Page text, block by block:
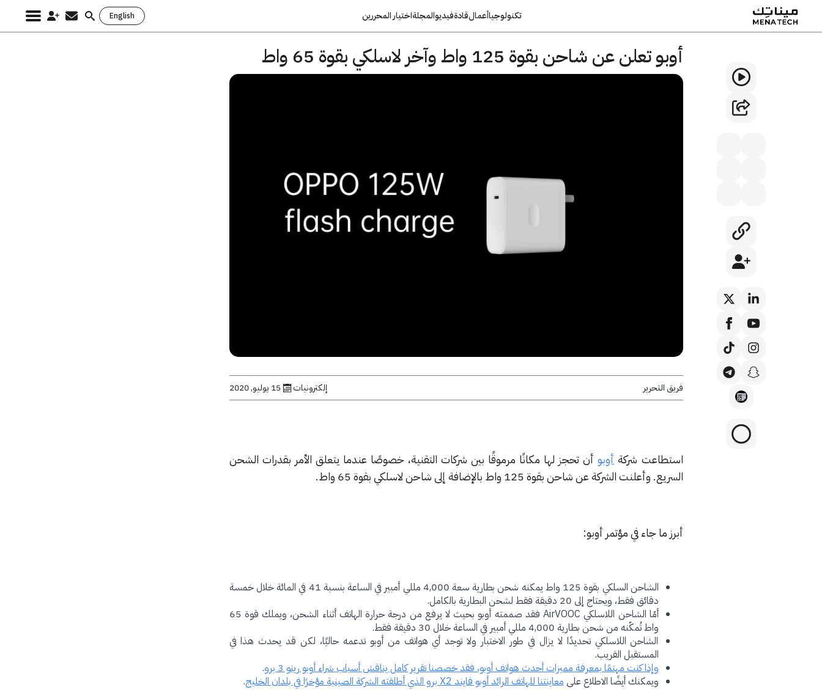
تكنولوجياأعمالقادةفيديوالمجلةاختيار المحررين English
Search
أوبو تعلن عن شاحن بقوة 125 واط وآخر لاسلكي بقوة 65 واط
فريق التحرير إلكترونيات 15 يوليو, 2020
استطاعت شركة أوبوأن تحجز لها مكانًا مرموقًا بين شركات التقنية، خصوصًا عندما يتعلق الأمر بقدرات الشحن
السريع. وأعلنت الشركة عن شاحن بقوة 125 واط بالإضافة إلى شاحن لاسلكي بقوة 65 واط.
أبرز ما جاء في مؤتمر أوبو:
الشاحن السلكي بقوة 125 واط يمكنه شحن بطارية سعة 4,000 مللي أمبير في الساعة بنسبة 41 في المائة خلال خمسة
دقائق فقط، ويحتاج إلى 20 دقيقة فقط لشحن البطارية بالكامل.
أمّا الشاحن اللاسلكي AirVOOC فقد صممته أوبو بحيث لا يرفع من درجة حرارة الهاتف أثناء الشحن، ويملك قوة 65
واط تُمكّنه من شحن بطارية 4,000 مللي أمبير في الساعة خلال 30 دقيقة فقط.
الشاحن اللاسلكي تحديدًا لا يزال في طور الاختبار ولا توجد أي هواتف من أوبو تدعمه حاليًا، لكن قد يحدث هذا في
المستقبل القريب.
وإذا كنت مهتمًا بمعرفة مميزات أحدث هواتف أوبو، فقد خصصنا تقرير كامل يناقش أسباب شراء أوبو رينو 3 برو
.
ويمكنك أيضًا الاطلاع علىمعاينتنا للهاتف الرائد أوبو فايند X2 برو الذي أطلقته الشركة الصينية مؤخرًا في بلدان الخليج .